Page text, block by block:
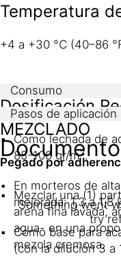
Temperatura
+4 a +30 °C (40–86
Consumo
Dosificación
Como lechada de
85-100 gr/m².
En morteros de
mejorada: 1,3 a
Como base para
(con la dilución 3 a
Pasos de aplicación
MEZCLADO
Pegado por
Mezclar una (1)
arena fina lavada,
agua- en una
mezcla cremosa.
Something went
try